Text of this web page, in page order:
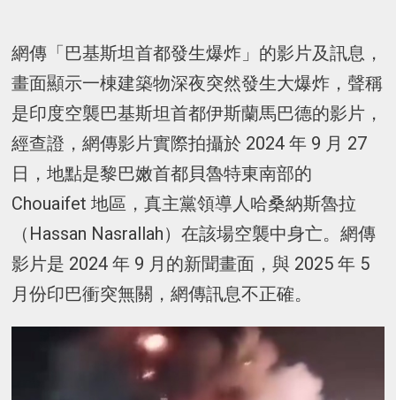
網傳「巴基斯坦首都發生爆炸」的影片及訊息，
畫面顯示一棟建築物深夜突然發生大爆炸，聲稱
是印度空襲巴基斯坦首都伊斯蘭馬巴德的影片，
經查證，網傳影片實際拍攝於 2024 年 9 月 27
日，地點是黎巴嫩首都貝魯特東南部的
Chouaifet 地區，真主黨領導人哈桑納斯魯拉
（Hassan Nasrallah）在該場空襲中身亡。網傳
影片是 2024 年 9 月的新聞畫面，與 2025 年 5
月份印巴衝突無關，網傳訊息不正確。